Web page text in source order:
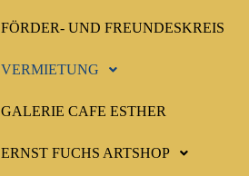
FÖRDER- UND FREUNDESKREIS
VERMIETUNG
GALERIE CAFE ESTHER
ERNST FUCHS ARTSHOP